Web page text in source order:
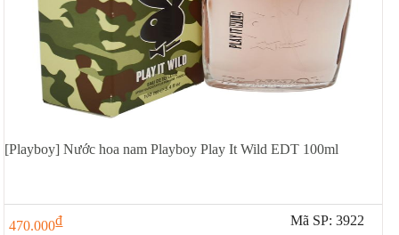
[Playboy] Nước hoa nam Playboy Play It Wild EDT 100ml
470.000đ Mã SP: 3922